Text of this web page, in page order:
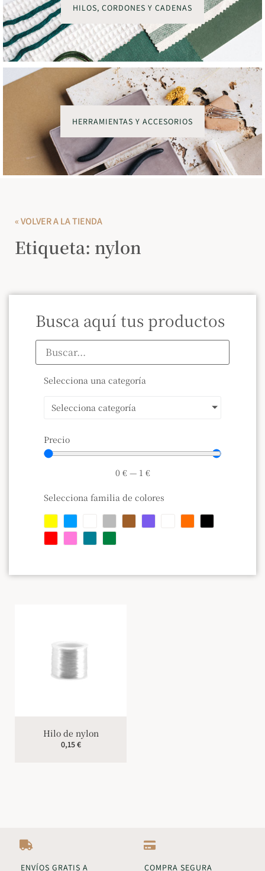
HILOS, CORDONES Y CADENAS
HERRAMIENTAS Y ACCESORIOS
« VOLVER A LA TIENDA
Etiqueta: nylon
Busca aquí tus productos
Selecciona una categoría
Selecciona categoría
Precio
0 €— 1 €
Selecciona familia de colores
Hilo de nylon
0,15€
ENVÍOS GRATIS A COMPRA SEGURA